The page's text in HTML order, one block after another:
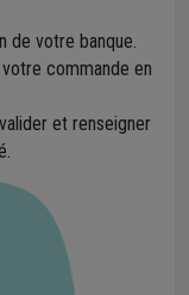
de votre banque.
commande en
et renseigner